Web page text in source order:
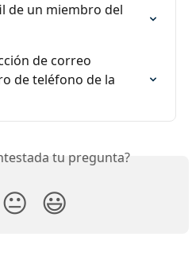
de un miembro del
de correo
de teléfono de la
tu pregunta?
😐 😃